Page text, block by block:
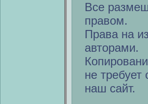
Все
правом.
Права на
авторами.
не
наш сайт.